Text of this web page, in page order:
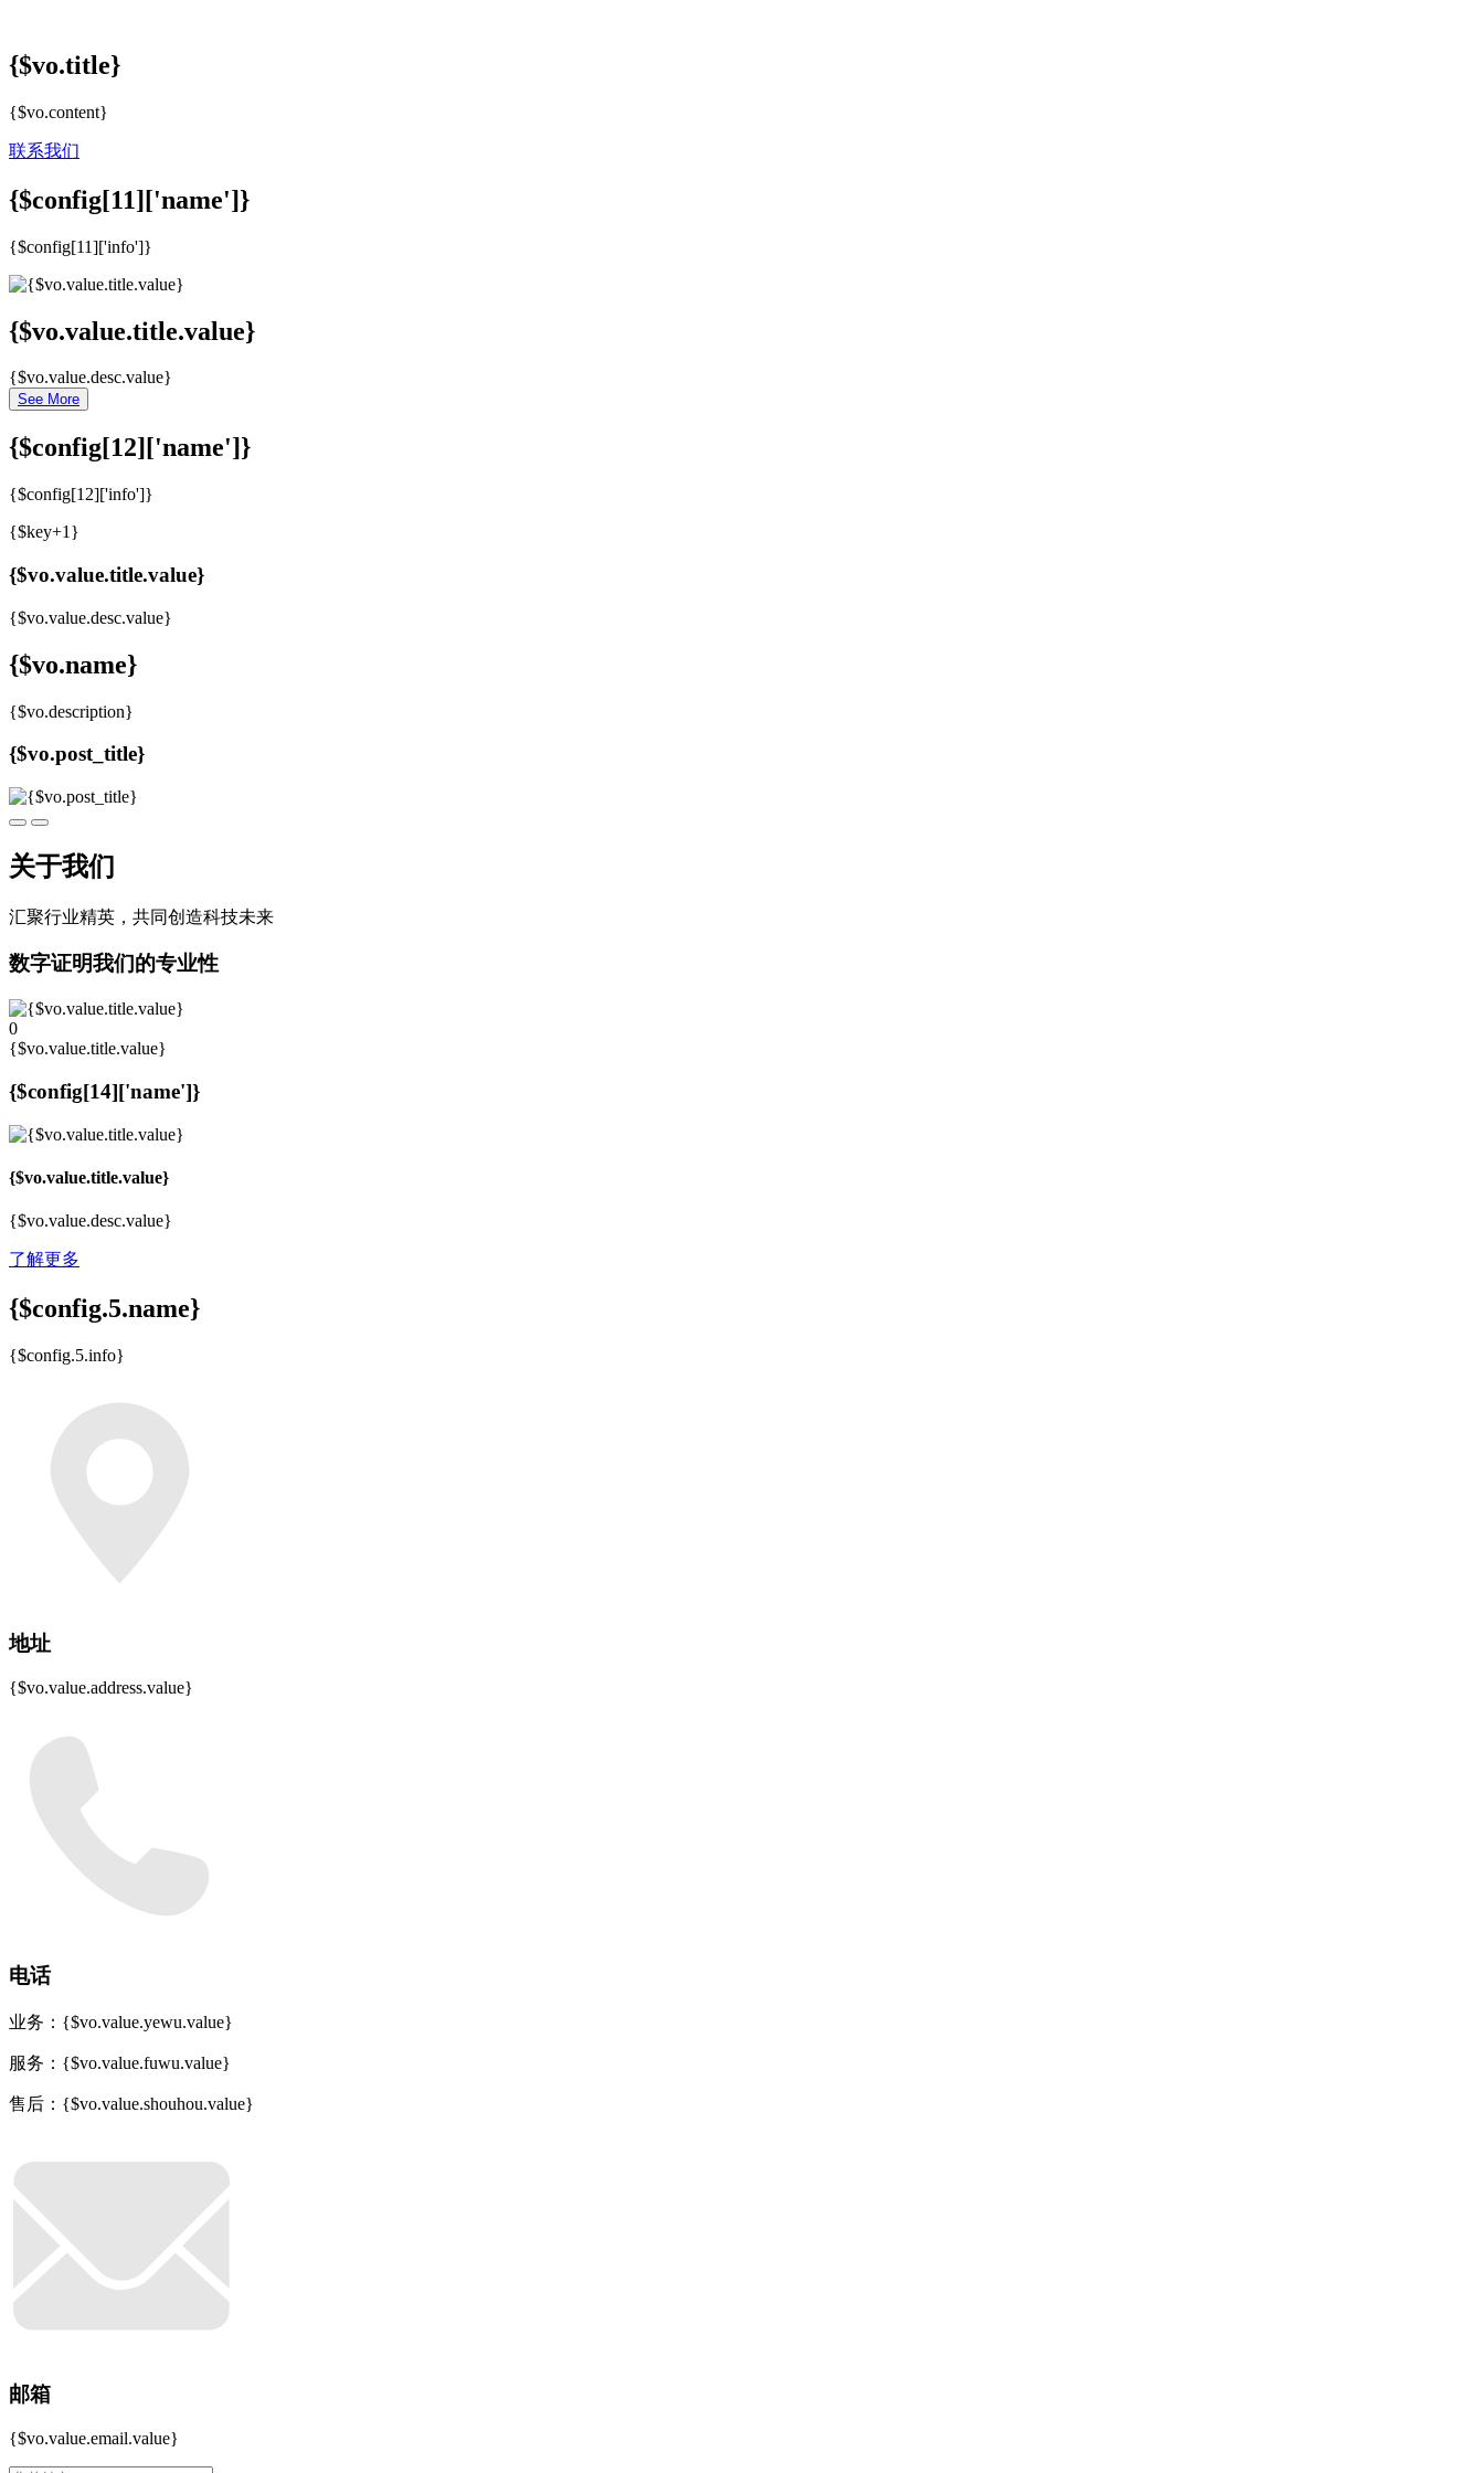
{$vo.title}
{$vo.content}
联系我们
{$config[11]['name']}
{$config[11]['info']}
{$vo.value.title.value}
{$vo.value.desc.value}
See More
{$config[12]['name']}
{$config[12]['info']}
{$key+1}
{$vo.value.title.value}
{$vo.value.desc.value}
{$vo.name}
{$vo.description}
{$vo.post_title}
关于我们
汇聚行业精英，共同创造科技未来
数字证明我们的专业性
0
{$vo.value.title.value}
{$config[14]['name']}
{$vo.value.title.value}
{$vo.value.desc.value}
了解更多
{$config.5.name}
{$config.5.info}
地址
{$vo.value.address.value}
电话
业务：{$vo.value.yewu.value}
服务：{$vo.value.fuwu.value}
售后：{$vo.value.shouhou.value}
邮箱
{$vo.value.email.value}